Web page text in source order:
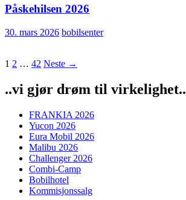
Påskehilsen 2026
30. mars 2026 bobilsenter
Innleggsnavigasjon
1 2 … 42 Neste →
..vi gjør drøm til virkelighet..
FRANKIA 2026
Yucon 2026
Eura Mobil 2026
Malibu 2026
Challenger 2026
Combi-Camp
Bobilhotel
Kommisjonssalg